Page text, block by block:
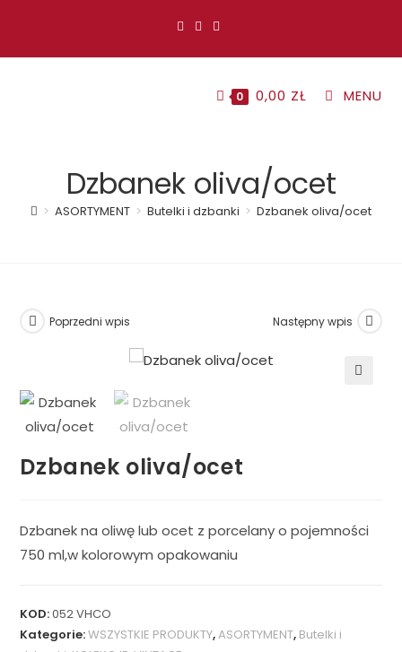
0 0,00 ZŁ MENU
Dzbanek oliva/ocet
> ASORTYMENT > Butelki i dzbanki > Dzbanek oliva/ocet
Poprzedni wpis Następny wpis
Dzbanek oliva/ocet
Dzbanek na oliwę lub ocet z porcelany o pojemności
750 ml,w kolorowym opakowaniu
KOD:052 VHCO
Kategorie:WSZYSTKIE PRODUKTY,ASORTYMENT, Butelki i